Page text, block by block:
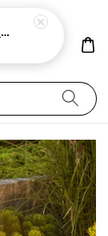
復古雙節臂壁燈 實木黃銅設計 可調式工作閱讀燈